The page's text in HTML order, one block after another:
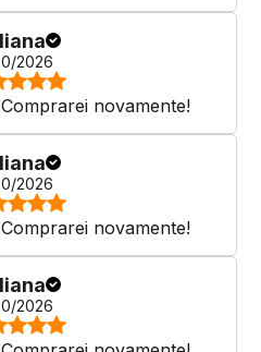
2026
novamente!
2026
novamente!
2026